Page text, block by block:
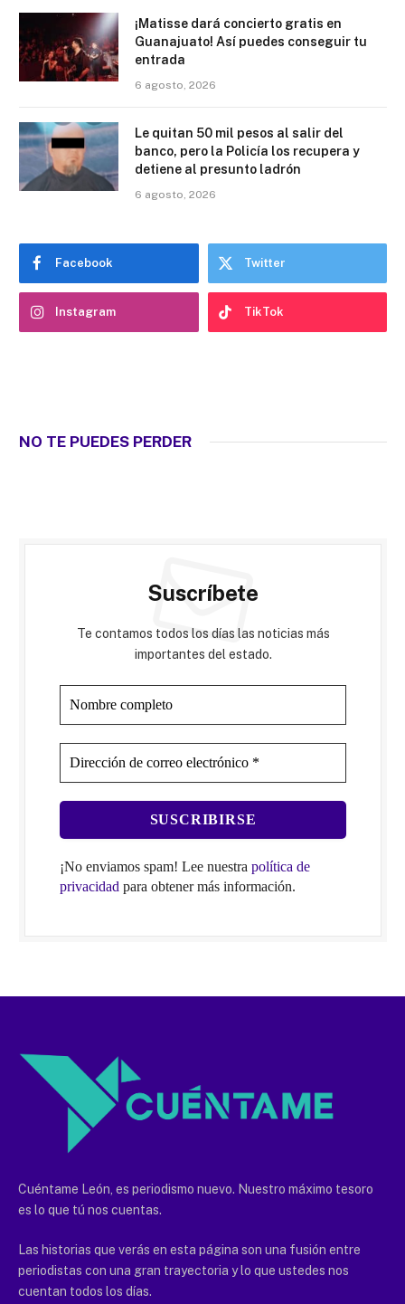
¡Matisse dará concierto gratis en
Guanajuato! Así puedes conseguir tu
entrada
6 agosto, 2026
Le quitan 50 mil pesos al salir del
banco, pero la Policía los recupera y
detiene al presunto ladrón
6 agosto, 2026
Facebook Twitter
Instagram TikTok
NO TE PUEDES PERDER
Suscríbete
Te contamos todos los días las noticias más
importantes del estado.
¡No enviamos spam! Lee nuestra política de
privacidad para obtener más información.
Cuéntame León, es periodismo nuevo. Nuestro máximo tesoro
es lo que tú nos cuentas.
Las historias que verás en esta página son una fusión entre
periodistas con una gran trayectoria y lo que ustedes nos
cuentan todos los días.